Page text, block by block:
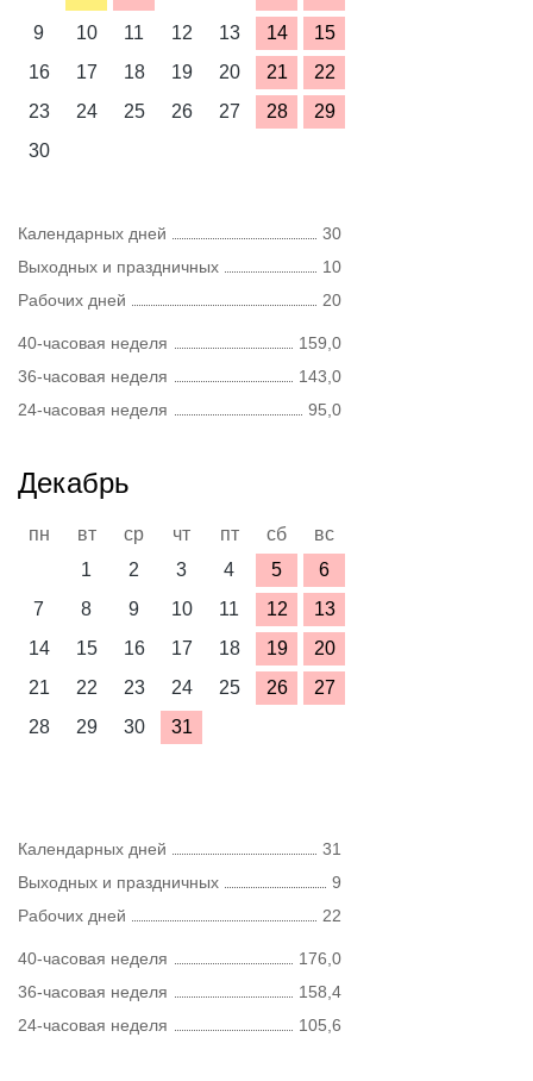
9
10 11 12 13 14
15
16
17 18 19 20 21
22
23
24 25 26 27 28
29
30
Календарных дней
30
Выходных и праздничных
10
Рабочих дней
20
40-часовая неделя
159,0
36-часовая неделя
143,0
24-часовая неделя
95,0
Декабрь
пн вт ср чт пт сб
вс
1
2 3 4 5
6
7
8 9 10 11 12
13
14
15 16 17 18 19
20
21
22 23 24 25 26
27
28
29 30 31
Календарных дней
31
Выходных и праздничных
9
Рабочих дней
22
40-часовая неделя
176,0
36-часовая неделя
158,4
24-часовая неделя
105,6